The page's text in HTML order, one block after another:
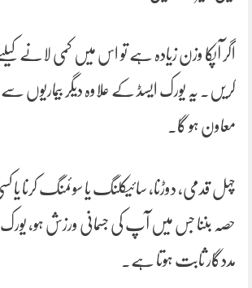
اگر آپکا وزن زیادہ ہے تو اس میں کمی لانے
کریں۔ یہ یورک ایسڈ کے علاوہ دیگر بیماریوں
معاون ہو گا۔
چہل قدمی، دوڑنا، سائیکلنگ یا سوئمنگ کرنا یا
حصہ بننا جس میں آپ کی جسمانی ورزش ہو، یورک
مددگار ثابت ہوتا ہے۔